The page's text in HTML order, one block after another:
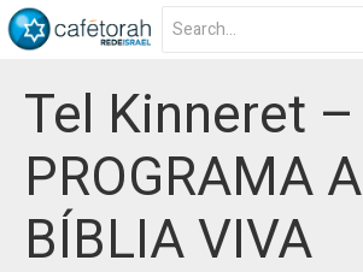
Tel Kinneret –
PROGRAMA A
BÍBLIA VIVA